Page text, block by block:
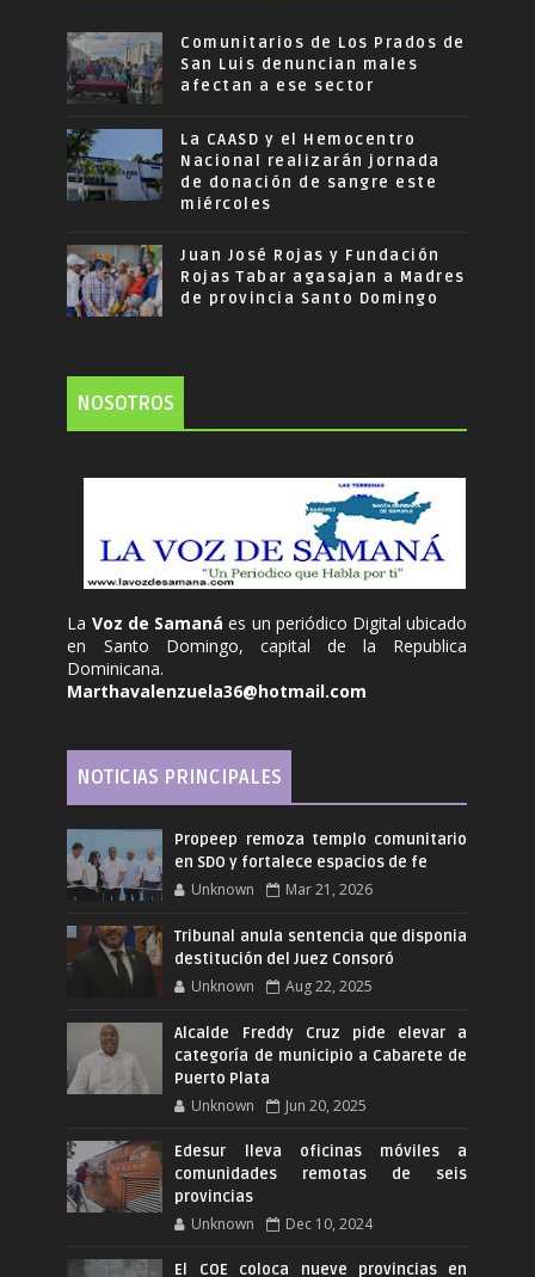
Comunitarios de Los Prados de
San Luis denuncian males
afectan a ese sector
La CAASD y el Hemocentro
Nacional realizarán jornada
de donación de sangre este
miércoles
Juan José Rojas y Fundación
Rojas Tabar agasajan a Madres
de provincia Santo Domingo
NOSOTROS
La Voz de Samanáes un periódico Digital ubicado
en Santo Domingo, capital de la Republica
Dominicana.
Marthavalenzuela36@hotmail.com
NOTICIAS PRINCIPALES
Propeep remoza templo comunitario
en SDO y fortalece espacios de fe
Unknown Mar 21, 2026
Tribunal anula sentencia que disponia
destitución del Juez Consoró
Unknown Aug 22, 2025
Alcalde Freddy Cruz pide elevar a
categoría de municipio a Cabarete de
Puerto Plata
Unknown Jun 20, 2025
Edesur lleva oficinas móviles a
comunidades remotas de seis
provincias
Unknown Dec 10, 2024
El COE coloca nueve provincias en